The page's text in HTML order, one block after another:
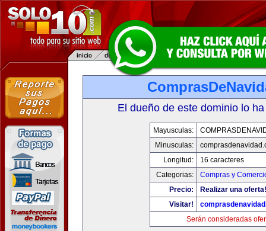
El dueño de este dominio lo
Mayusculas:
Minusculas:
Longitud:
16 caracteres
Categorias:
Compras y
Precio:
Realizar una oferta!
Visitar!
Serán consideradas